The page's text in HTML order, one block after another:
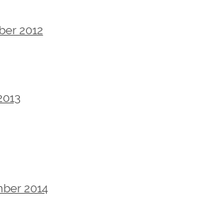
2012
2014